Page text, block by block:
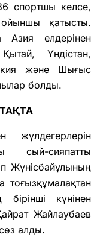
спортшы келсе,
қатысты.
Азия елдерінен
Үндістан,
және Шығыс
болды.
жүлдегерлерін
сый-сияпатты
Жүнісбайұлының
тоғызқұмалақтан
күнінен
Жайлаубаев
алды.